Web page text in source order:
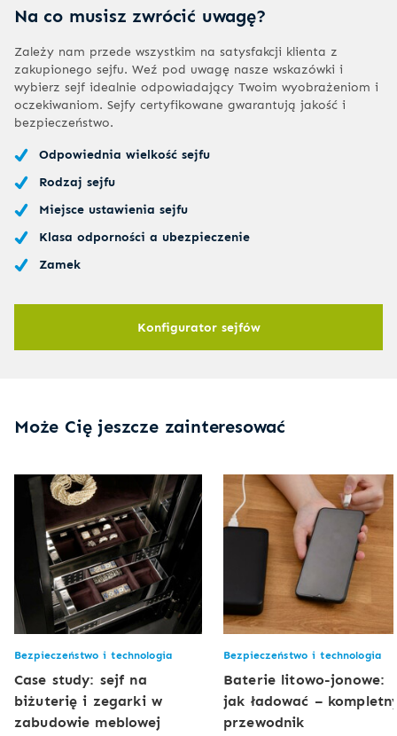
Na co musisz zwrócić uwagę?
Zależy nam przede wszystkim na satysfakcji klienta z
zakupionego sejfu. Weź pod uwagę nasze wskazówki i
wybierz sejf idealnie odpowiadający Twoim wyobrażeniom i
oczekiwaniom. Sejfy certyfikowane gwarantują jakość i
bezpieczeństwo.
Odpowiednia wielkość sejfu
Rodzaj sejfu
Miejsce ustawienia sejfu
Klasa odporności a ubezpieczenie
Zamek
Konfigurator sejfów
Może Cię jeszcze zainteresować
Bezpieczeństwo i technologia
Case study: sejf na
biżuterię i zegarki w
zabudowie meblowej
Bezpieczeństwo i technologia
Baterie litowo-jonowe:
jak ładować –
przewodnik